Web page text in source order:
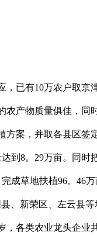
有10万农户取京
产物质量俱佳，同
方案，并取各县区
到8。29万亩。同
成草地扶植96。46
、新荣区、左云
各类农业龙头企